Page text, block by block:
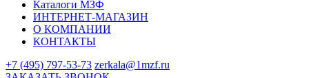
Каталоги МЗФ
ИНТЕРНЕТ-МАГАЗИН
О КОМПАНИИ
КОНТАКТЫ
+7 (495) 797-53-73 zerkala@1mzf.ru